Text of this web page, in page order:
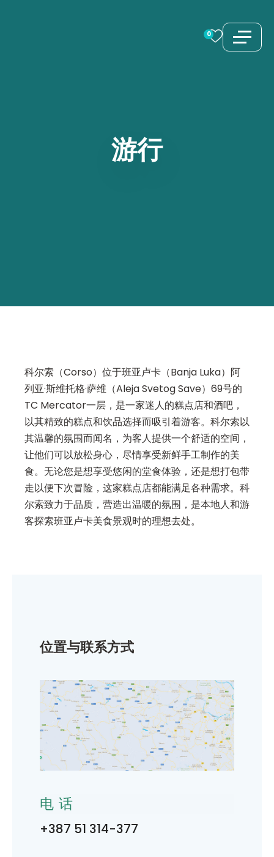
0
游行
科尔索（Corso）位于班亚卢卡（Banja Luka）阿
列亚·斯维托格·萨维（Aleja Svetog Save）69号的
TC Mercator一层，是一家迷人的糕点店和酒吧，
以其精致的糕点和饮品选择而吸引着游客。科尔索以
其温馨的氛围而闻名，为客人提供一个舒适的空间，
让他们可以放松身心，尽情享受新鲜手工制作的美
食。无论您是想享受悠闲的堂食体验，还是想打包带
走以便下次冒险，这家糕点店都能满足各种需求。科
尔索致力于品质，营造出温暖的氛围，是本地人和游
客探索班亚卢卡美食景观时的理想去处。
位置与联系方式
电话
+387 51 314-377